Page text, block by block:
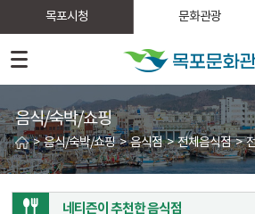
목포시청 문화관광
음식/숙박/쇼핑
>음식/숙박/쇼핑>음식점>전체음식점>
네티즌이 추천한 음식점